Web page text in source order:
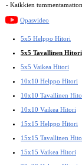
- Kaikkien
Opasvideo
5x5 Helppo Hitori
5x5 Tavallinen Hitori
5x5 Vaikea Hitori
10x10 Helppo Hitori
10x10 Tavallinen
10x10 Vaikea Hitori
15x15 Helppo Hitori
15x15 Tavallinen
15x15 Vaikea Hitori